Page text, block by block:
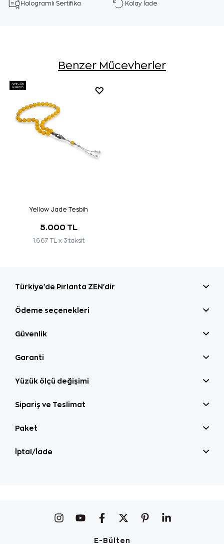
Hologramlı Sertifika Kolay İade
Benzer Mücevherler
AYNI GÜN
KARGO
Yellow Jade Tesbih
5.000 TL
1.667 TL x 3 taksit
Türkiye'de Pırlanta ZEN'dir
Ödeme seçenekleri
Güvenlik
Garanti
Yüzük ölçü değişimi
Sipariş ve Teslimat
Paket
İptal/İade
E-Bülten